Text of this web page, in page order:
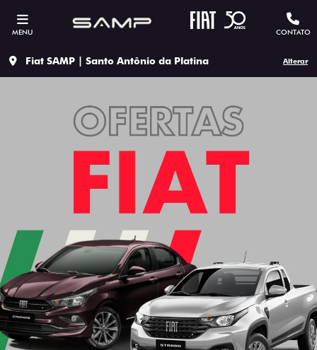
MENU CONTATO
Fiat SAMP | Santo Antônio da Platina Alterar